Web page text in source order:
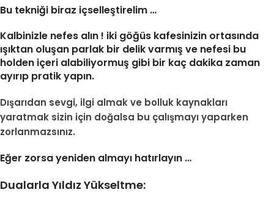
Bu tekniği biraz içselleştirelim …
Kalbinizle nefes alın ! iki göğüs kafesinizin ortasında
ışıktan oluşan parlak bir delik varmış ve nefesi bu
holden içeri alabiliyormuş gibi bir kaç dakika zaman
ayırıp pratik yapın.
Dışarıdan sevgi, ilgi almak ve bolluk kaynakları
yaratmak sizin için doğalsa bu çalışmayı yaparken
zorlanmazsınız.
Eğer zorsa yeniden almayı hatırlayın …
Dualarla Yıldız Yükseltme: